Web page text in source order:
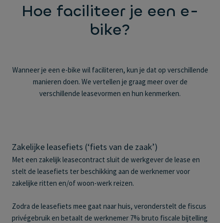
Hoe faciliteer je een e-
bike?
Wanneer je een e-bike wil faciliteren, kun je dat op verschillende
manieren doen. We vertellen je graag meer over de
verschillende leasevormen en hun kenmerken.
Zakelijke leasefiets (‘fiets van de zaak’)
Met een zakelijk leasecontract sluit de werkgever de lease en
stelt de leasefiets ter beschikking aan de werknemer voor
zakelijke ritten en/of woon-werk reizen.
Zodra de leasefiets mee gaat naar huis, veronderstelt de fiscus
privégebruik en betaalt de werknemer 7% bruto fiscale bijtelling